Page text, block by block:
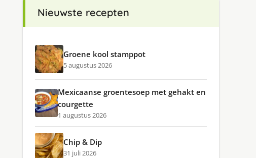
Nieuwste recepten
Groene kool stamppot
5 augustus 2026
Mexicaanse groentesoep met gehakt en
courgette
1 augustus 2026
Chip & Dip
31 juli 2026